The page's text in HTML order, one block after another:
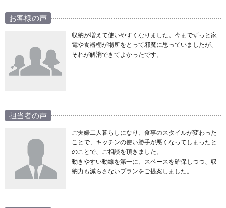
お客様の声
収納が増えて使いやすくなりました。今までずっと家
電や食器棚が場所をとって邪魔に思っていましたが、
それが解消できてよかったです。
担当者の声
ご夫婦二人暮らしになり、食事のスタイルが変わった
ことで、キッチンの使い勝手が悪くなってしまったと
のことで、ご相談を頂きました。
動きやすい動線を第一に、スペースを確保しつつ、収
納力も減らさないプランをご提案しました。